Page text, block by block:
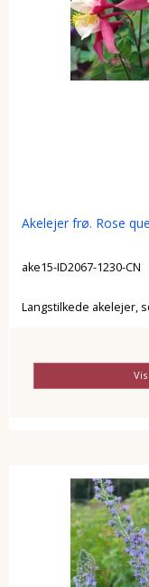
Akelejer frø. Rose
ake15-ID2067-1230-CN
Langstilkede akelejer,